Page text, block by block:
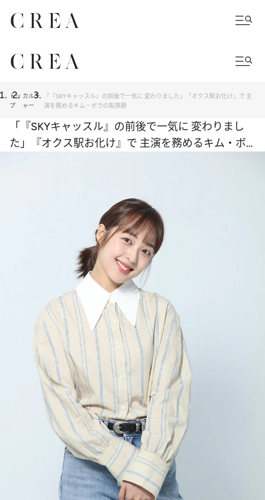
トッ
プ
カルチ
ャー
「『SKYキャッスル』の前後で一気に 変わりました」『オクス駅お化け』で 主
演を務めるキム・ボラの転換期
「『SKYキャッスル』の前後で一気に 変わりまし
た」『オクス駅お化け』で 主演を務めるキム・ボ